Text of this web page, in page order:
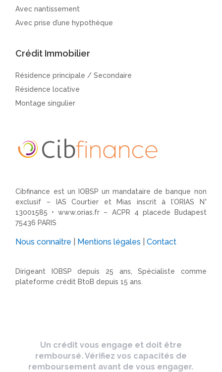
Avec nantissement
Avec prise d’une hypothèque
Crédit Immobilier
Résidence principale / Secondaire
Résidence locative
Montage singulier
Cibfinance est un IOBSP un mandataire de banque non
exclusif – IAS Courtier et Mias inscrit à l’ORIAS N°
13001585 •www.orias.fr – ACPR 4 placede Budapest
75436 PARIS
Nous connaître Mentions légales |Contact
Dirigeant IOBSP depuis 25 ans, Spécialiste comme
plateforme crédit BtoB depuis 15 ans.
Un crédit vous engage et doit être
remboursé. Vérifiez vos capacités de
remboursement avant de vous engager.